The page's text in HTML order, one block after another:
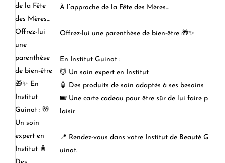
À l’approche de la Fête des Mères…
Offrez-lui une parenthèse de bien-être 🎁✨
En Institut Guinot :
💆 Un soin expert en Institut
🧴 Des produits de soin adaptés à ses besoins
🎟️ Une carte cadeau pour être sûr de lui faire p
laisir
📍 Rendez-vous dans votre Institut de Beauté G
uinot.